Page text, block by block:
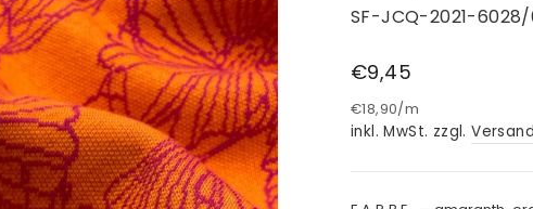
SF-JCQ-2021-6028/
Normaler
€9,45
€18,90/m
inkl. MwSt. zzgl.